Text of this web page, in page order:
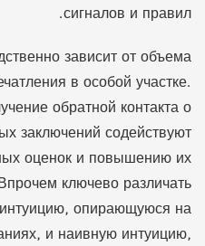
сигналов и правил.
зависит от объема
в особой участке.
обратной контакта о
заключений содействуют
оценок и повышению их
ключево различать
опирающуюся на
и наивную интуицию,